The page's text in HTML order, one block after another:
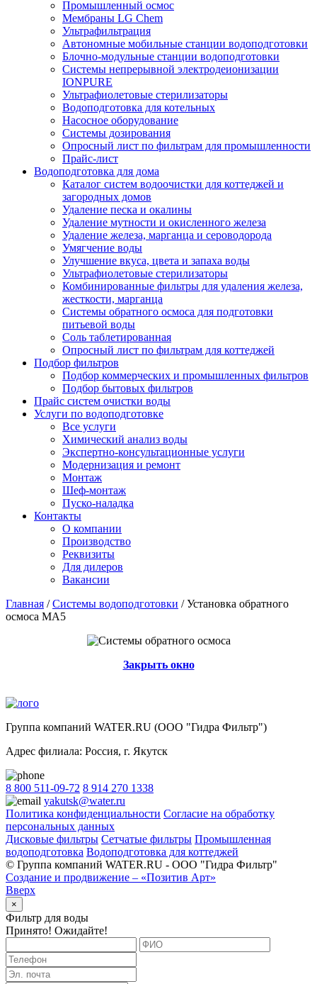
Промышленный осмос
Мембраны LG Chem
Ультрафильтрация
Автономные мобильные станции водоподготовки
Блочно-модульные станции водоподготовки
Системы непрерывной электродеионизации
IONPURE
Ультрафиолетовые стерилизаторы
Водоподготовка для котельных
Насосное оборудование
Системы дозирования
Опросный лист по фильтрам для промышленности
Прайс-лист
Водоподготовка для дома
Каталог систем водоочистки для коттеджей и
загородных домов
Удаление песка и окалины
Удаление мутности и окисленного железа
Удаление железа, марганца и сероводорода
Умягчение воды
Улучшение вкуса, цвета и запаха воды
Ультрафиолетовые стерилизаторы
Комбинированные фильтры для удаления железа,
жесткости, марганца
Системы обратного осмоса для подготовки
питьевой воды
Соль таблетированная
Опросный лист по фильтрам для коттеджей
Подбор фильтров
Подбор коммерческих и промышленных фильтров
Подбор бытовых фильтров
Прайс систем очистки воды
Услуги по водоподготовке
Все услуги
Химический анализ воды
Экспертно-консультационные услуги
Модернизация и ремонт
Монтаж
Шеф-монтаж
Пуско-наладка
Контакты
О компании
Производство
Реквизиты
Для дилеров
Вакансии
Главная /Системы водоподготовки /Установка обратного
осмоса МА5
Закрыть окно
Группа компаний WATER.RU (ООО "Гидра Фильтр")
Адрес филиала: Россия, г. Якутск
8 800 511-09-72 8 914 270 1338
yakutsk@water.ru
Политика конфиденциальности Согласие на обработку
персональных данных
Дисковые фильтры Сетчатые фильтры Промышленная
водоподготовка Водоподготовка для коттеджей
© Группа компаний WATER.RU - ООО "Гидра Фильтр"
Создание и продвижение – «Позитив Арт»
Вверх
×
Фильтр для воды
Принято! Ожидайте!